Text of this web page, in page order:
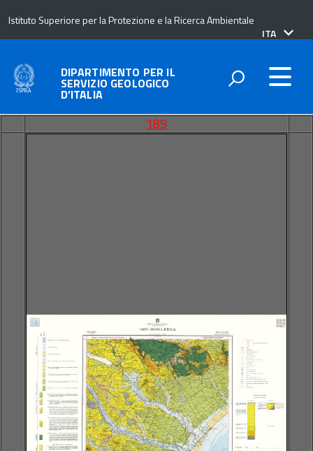
Istituto Superiore per la Protezione e la Ricerca Ambientale
lingua
ITA
DIPARTIMENTO PER IL
SERVIZIO GEOLOGICO
D’ITALIA
189